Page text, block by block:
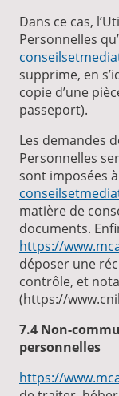
Dans ce cas,
Personnelles
supprime, en
copie d’une
passeport).
Les demandes
Personnelles
sont imposées à
matière de
documents.
https://
déposer une
contrôle, et
(https://
7.4 Non-
personnelles
https://